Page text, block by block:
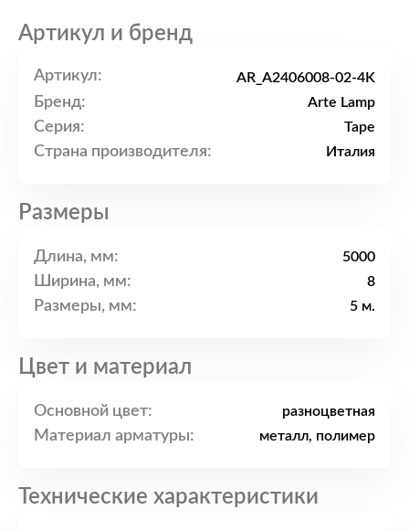
Артикул и бренд
Артикул: AR_A2406008-02-4K
Бренд: Arte Lamp
Серия: Tape
Страна производителя: Италия
Размеры
Длина, мм: 5000
Ширина, мм: 8
Размеры, мм: 5 м.
Цвет и материал
Основной цвет: разноцветная
Материал арматуры: металл, полимер
Технические характеристики